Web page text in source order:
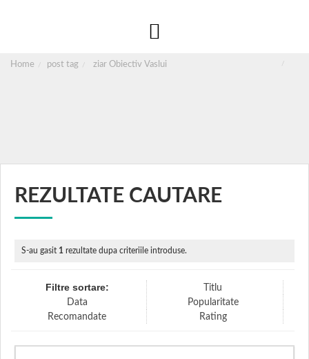
Home post tag ziar Obiectiv Vaslui
REZULTATE CAUTARE
S-au gasit 1 rezultate dupa criteriile introduse.
Filtre sortare:
Titlu
Data
Popularitate
Recomandate
Rating